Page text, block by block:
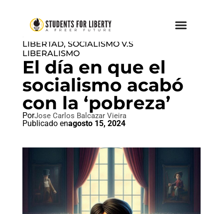
DESPUÉS DEL SOCIALISMO,
LIBERTAD, SOCIALISMO V.S
LIBERALISMO
El día en que el
socialismo acabó
con la ‘pobreza’
PorJose Carlos Balcazar Vieira
Publicado enagosto 15, 2024